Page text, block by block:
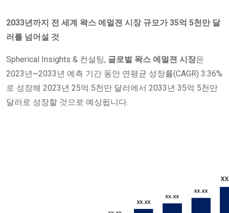
2033년까지 전 세계 왁스 에멀젼 시장 규모가 35억 5천만 달
러를 넘어설 것
Spherical Insights & 컨설팅, 글로벌 왁스 에멀젼 시장은
2023년~2033년 예측 기간 동안 연평균 성장률(CAGR) 3.36%
로 성장해 2023년 25억 5천만 달러에서 2033년 35억 5천만
달러로 성장할 것으로 예상됩니다.